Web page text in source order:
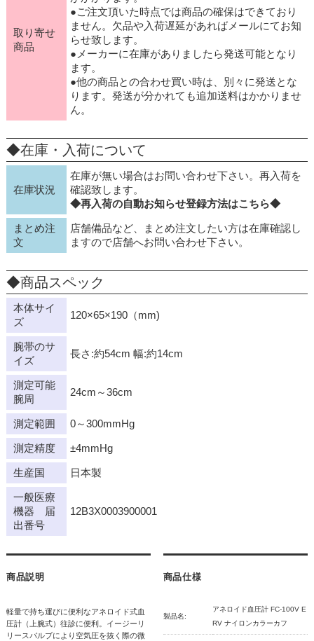
取り寄せ
商品
●ご注文頂いた時点では商品の確保はできており
ません。欠品や入荷遅延があればメールにてお知
らせ致します。
●メーカーに在庫がありましたら発送可能となり
ます。
●他の商品との合わせ買い時は、別々に発送とな
ります。発送が分かれても追加送料はかかりませ
ん。
◆在庫・入荷について
在庫状況
在庫が無い場合はお問い合わせ下さい。再入荷を
確認致します。
◆再入荷の自動お知らせ登録方法はこちら◆
まとめ注
文
店舗備品など、まとめ注文したい方は在庫確認し
ますので店舗へお問い合わせ下さい。
◆商品スペック
本体サイ
ズ
120×65×190（mm)
腕帯のサ
イズ
長さ:約54cm 幅:約14cm
測定可能
腕周
24cm～36cm
測定範囲 0～300mmHg
測定精度 ±4mmHg
生産国 日本製
一般医療
機器 届
出番号
12B3X0003900001
商品説明
軽量で持ち運びに便利なアネロイド式血
圧計（上腕式）往診に便利。イージーリ
リースバルブにより空気圧を抜く際の微
商品仕様
製品名:
アネロイド血圧計 FC-100V E
RV ナイロンカラーカフ